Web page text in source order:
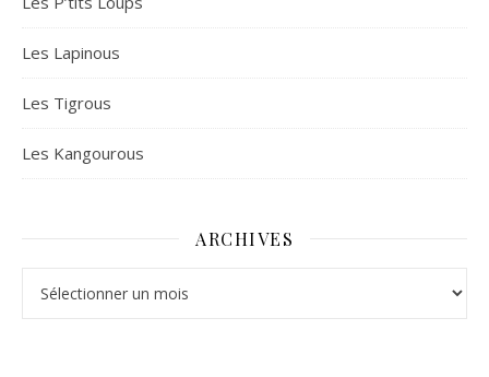
Les Lapinous
Les Tigrous
Les Kangourous
ARCHIVES